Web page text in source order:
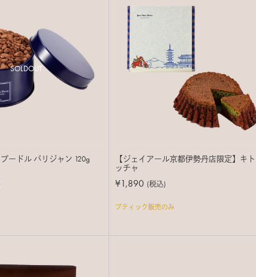
SOLDOUT
ードル パリジャン 120g
【ジェイアール京都伊勢丹店限定】キ
ッチャ
¥1,890 (税込)
ブティック販売のみ